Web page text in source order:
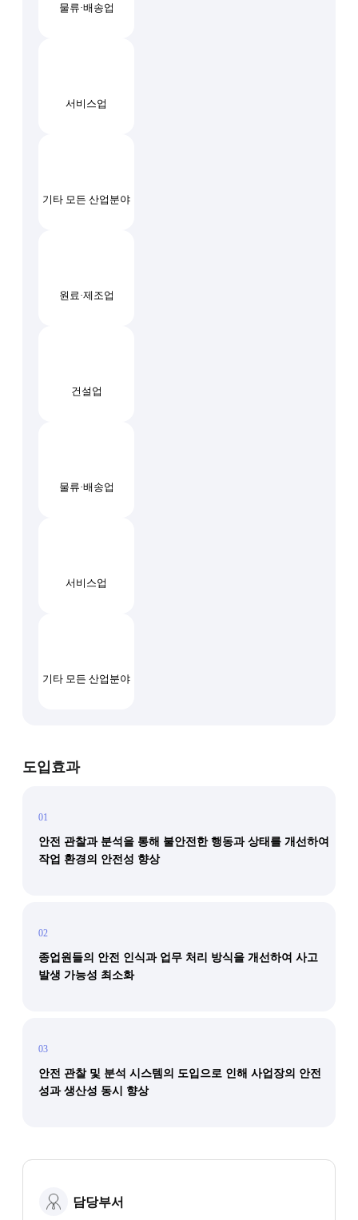
물류·배송업
서비스업
기타 모든 산업분야
원료·제조업
건설업
물류·배송업
서비스업
기타 모든 산업분야
도입효과
01
안전 관찰과 분석을 통해 불안전한 행동과 상태를 개선하여
작업 환경의 안전성 향상
02
종업원들의 안전 인식과 업무 처리 방식을 개선하여 사고
발생 가능성 최소화
03
안전 관찰 및 분석 시스템의 도입으로 인해 사업장의 안전
성과 생산성 동시 향상
담당부서